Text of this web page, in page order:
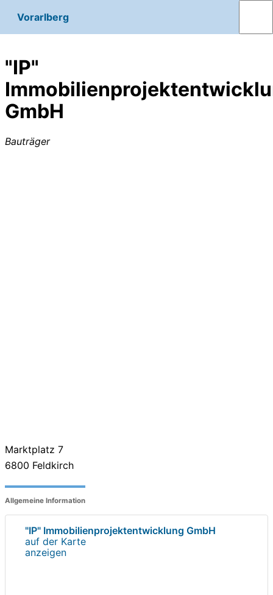
Vorarlberg
"IP"
GmbH
Bauträger
Marktplatz 7
6800 Feldkirch
Allgemeine Information
"IP" Immobilienprojektentwicklung GmbH
auf der Karte
anzeigen